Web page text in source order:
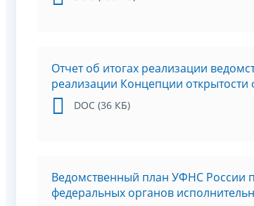
Отчет об итогах реализации
реализации Концепции открытости
DOC (36 КБ)
Ведомственный план УФНС России
федеральных органов